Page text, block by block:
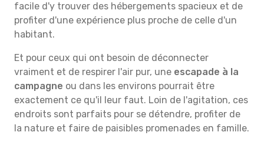
facile d'y trouver des hébergements spacieux et de
profiter d'une expérience plus proche de celle d'un
habitant.
Et pour ceux qui ont besoin de déconnecter
vraiment et de respirer l'air pur, une escapade à la
campagne ou dans les environs pourrait être
exactement ce qu'il leur faut. Loin de l'agitation, ces
endroits sont parfaits pour se détendre, profiter de
la nature et faire de paisibles promenades en famille.